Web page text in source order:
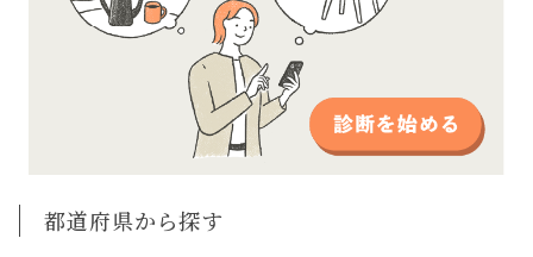
都道府県から探す